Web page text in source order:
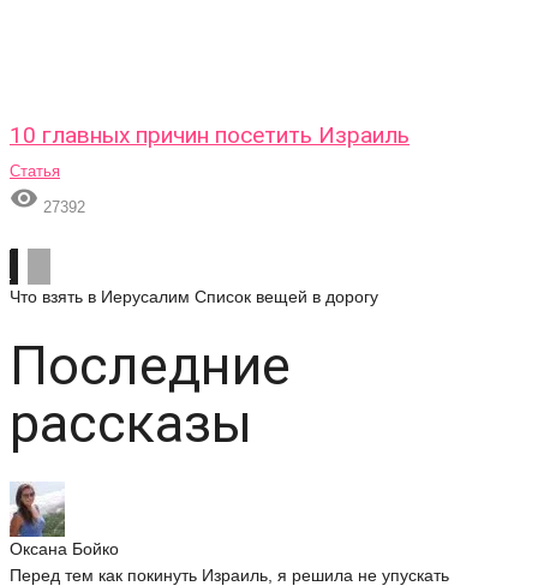
10 главных причин посетить Израиль
Статья
 27392
Что взять в Иерусалим Список вещей в дорогу
Последние
рассказы
Оксана Бойко
Перед тем как покинуть Израиль, я решила не упускать